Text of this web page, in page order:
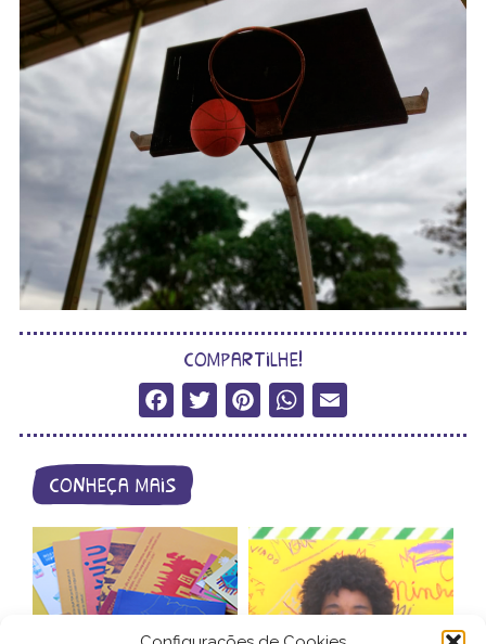
compartilhe!
Facebook
Twitter
Pinterest
WhatsApp
conheça mais